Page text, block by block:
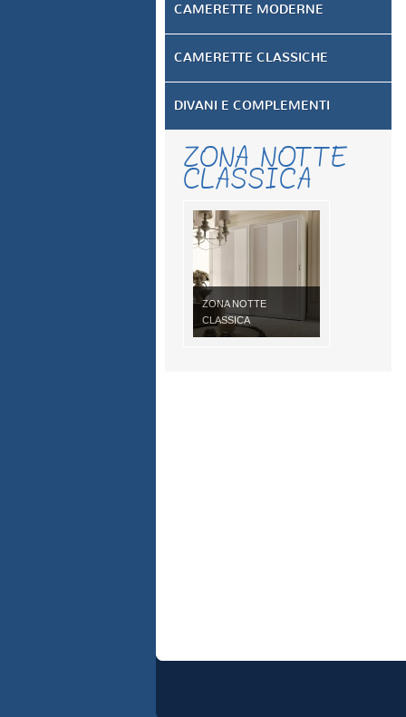
CAMERETTE MODERNE
CAMERETTE CLASSICHE
DIVANI E COMPLEMENTI
ZONA NOTTE
CLASSICA
ZONA NOTTE
CLASSICA